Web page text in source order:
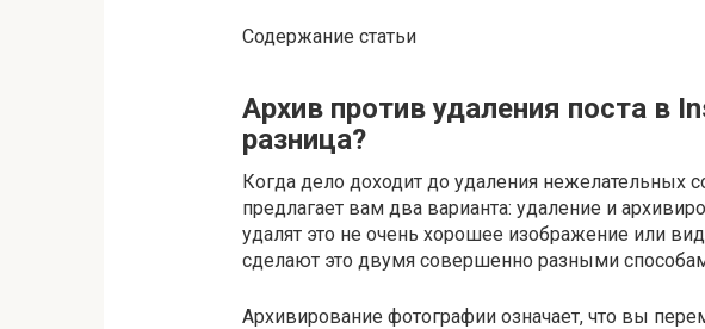
Содержание статьи
Архив против удаления поста в
разница?
Когда дело доходит до удаления нежелательных
предлагает вам два варианта: удаление и
удалят это не очень хорошее изображение или
сделают это двумя совершенно разными
Архивирование фотографии означает, что вы